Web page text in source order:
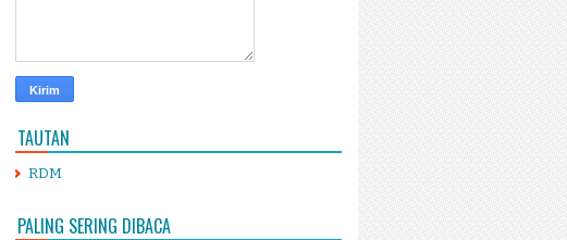
TAUTAN
RDM
PALING SERING DIBACA